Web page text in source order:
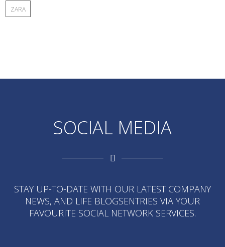
ZARA
SOCIAL MEDIA
STAY UP-TO-DATE WITH OUR LATEST COMPANY
NEWS, AND LIFE BLOGSENTRIES VIA YOUR
FAVOURITE SOCIAL NETWORK SERVICES.